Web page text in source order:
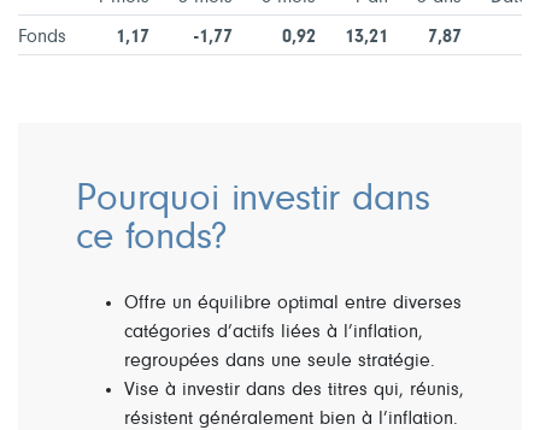
Fonds 1,17 -1,77 0,92 13,21 7,87
Pourquoi investir dans
ce fonds?
Offre un équilibre optimal entre diverses
catégories d’actifs liées à l’inflation,
regroupées dans une seule stratégie.
Vise à investir dans des titres qui, réunis,
résistent généralement bien à l’inflation.